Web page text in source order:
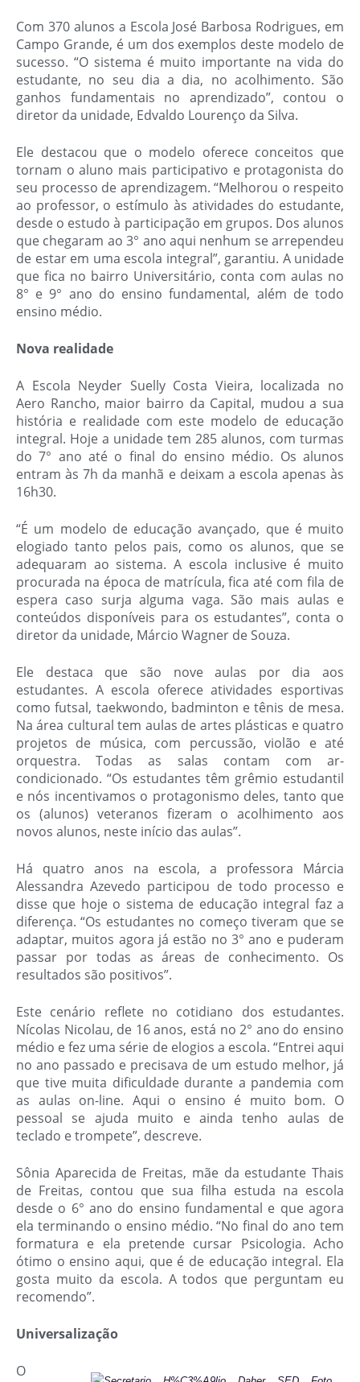
Com 370 alunos a Escola José Barbosa Rodrigues, em
Campo Grande, é um dos exemplos deste modelo de
sucesso. “O sistema é muito importante na vida do
estudante, no seu dia a dia, no acolhimento. São
ganhos fundamentais no aprendizado”, contou o
diretor da unidade, Edvaldo Lourenço da Silva.
Ele destacou que o modelo oferece conceitos que
tornam o aluno mais participativo e protagonista do
seu processo de aprendizagem. “Melhorou o respeito
ao professor, o estímulo às atividades do estudante,
desde o estudo à participação em grupos. Dos alunos
que chegaram ao 3° ano aqui nenhum se arrependeu
de estar em uma escola integral”, garantiu. A unidade
que fica no bairro Universitário, conta com aulas no
8° e 9° ano do ensino fundamental, além de todo
ensino médio.
Nova realidade
A Escola Neyder Suelly Costa Vieira, localizada no
Aero Rancho, maior bairro da Capital, mudou a sua
história e realidade com este modelo de educação
integral. Hoje a unidade tem 285 alunos, com turmas
do 7° ano até o final do ensino médio. Os alunos
entram às 7h da manhã e deixam a escola apenas às
16h30.
“É um modelo de educação avançado, que é muito
elogiado tanto pelos pais, como os alunos, que se
adequaram ao sistema. A escola inclusive é muito
procurada na época de matrícula, fica até com fila de
espera caso surja alguma vaga. São mais aulas e
conteúdos disponíveis para os estudantes”, conta o
diretor da unidade, Márcio Wagner de Souza.
Ele destaca que são nove aulas por dia aos
estudantes. A escola oferece atividades esportivas
como futsal, taekwondo, badminton e tênis de mesa.
Na área cultural tem aulas de artes plásticas e quatro
projetos de música, com percussão, violão e até
orquestra. Todas as salas contam com ar-
condicionado. “Os estudantes têm grêmio estudantil
e nós incentivamos o protagonismo deles, tanto que
os (alunos) veteranos fizeram o acolhimento aos
novos alunos, neste início das aulas”.
Há quatro anos na escola, a professora Márcia
Alessandra Azevedo participou de todo processo e
disse que hoje o sistema de educação integral faz a
diferença. “Os estudantes no começo tiveram que se
adaptar, muitos agora já estão no 3° ano e puderam
passar por todas as áreas de conhecimento. Os
resultados são positivos”.
Este cenário reflete no cotidiano dos estudantes.
Nícolas Nicolau, de 16 anos, está no 2° ano do ensino
médio e fez uma série de elogios a escola. “Entrei aqui
no ano passado e precisava de um estudo melhor, já
que tive muita dificuldade durante a pandemia com
as aulas on-line. Aqui o ensino é muito bom. O
pessoal se ajuda muito e ainda tenho aulas de
teclado e trompete”, descreve.
Sônia Aparecida de Freitas, mãe da estudante Thais
de Freitas, contou que sua filha estuda na escola
desde o 6° ano do ensino fundamental e que agora
ela terminando o ensino médio. “No final do ano tem
formatura e ela pretende cursar Psicologia. Acho
ótimo o ensino aqui, que é de educação integral. Ela
gosta muito da escola. A todos que perguntam eu
recomendo”.
Universalização
O